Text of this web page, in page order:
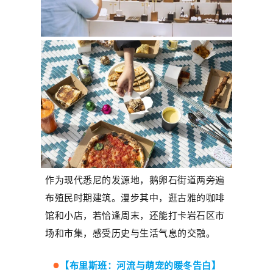
作为现代悉尼的发源地，鹅卵石街道两旁遍
布殖民时期建筑。漫步其中，逛古雅的咖啡
馆和小店，若恰逢周末，还能打卡岩石区市
场和市集，感受历史与生活气息的交融。
● 【布里斯班：河流与萌宠的暖冬告白】